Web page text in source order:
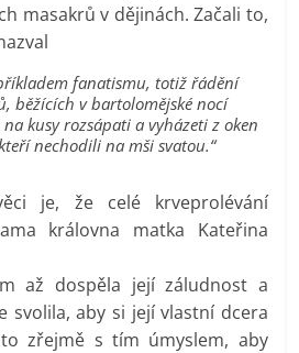
masakrů v dějinách. Začali to,
fanatismu, totiž řádění
běžících v bartolomějské nocí
kusy rozsápati a vyházeti z oken
nechodili na mši svatou.“
je, že celé krveprolévání
královna matka Kateřina
až dospěla její záludnost a
svolila, aby si její vlastní dcera
zřejmě s tím úmyslem, aby